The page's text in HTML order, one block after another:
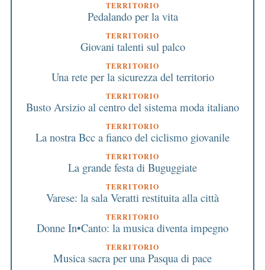
TERRITORIO
Pedalando per la vita
TERRITORIO
Giovani talenti sul palco
TERRITORIO
Una rete per la sicurezza del territorio
TERRITORIO
Busto Arsizio al centro del sistema moda italiano
TERRITORIO
La nostra Bcc a fianco del ciclismo giovanile
TERRITORIO
La grande festa di Buguggiate
TERRITORIO
Varese: la sala Veratti restituita alla città
TERRITORIO
Donne In•Canto: la musica diventa impegno
TERRITORIO
Musica sacra per una Pasqua di pace